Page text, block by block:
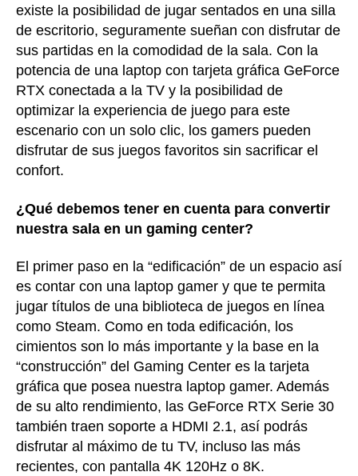
existe la posibilidad de jugar sentados en una silla
de escritorio, seguramente sueñan con disfrutar de
sus partidas en la comodidad de la sala. Con la
potencia de una laptop con tarjeta gráfica GeForce
RTX conectada a la TV y la posibilidad de
optimizar la experiencia de juego para este
escenario con un solo clic, los gamers pueden
disfrutar de sus juegos favoritos sin sacrificar el
confort.
¿Qué debemos tener en cuenta para convertir
nuestra sala en un gaming center?
El primer paso en la “edificación” de un espacio así
es contar con una laptop gamer y que te permita
jugar títulos de una biblioteca de juegos en línea
como Steam. Como en toda edificación, los
cimientos son lo más importante y la base en la
“construcción” del Gaming Center es la tarjeta
gráfica que posea nuestra laptop gamer. Además
de su alto rendimiento, las GeForce RTX Serie 30
también traen soporte a HDMI 2.1, así podrás
disfrutar al máximo de tu TV, incluso las más
recientes, con pantalla 4K 120Hz o 8K.